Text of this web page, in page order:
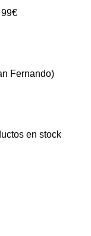
Fernando)
en stock